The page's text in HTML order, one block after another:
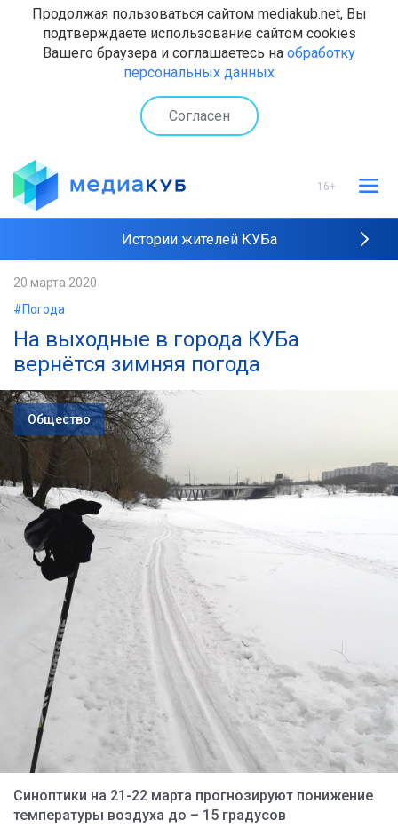
Продолжая пользоваться сайтом mediakub.net, Вы
подтверждаете использование сайтом cookies
Вашего браузера и соглашаетесь на обработку
персональных данных
Согласен
16+
Истории жителей КУБа
20 марта 2020
#Погода
На выходные в города КУБа
вернётся зимняя погода
Общество
Синоптики на 21-22 марта прогнозируют понижение
температуры воздуха до – 15 градусов